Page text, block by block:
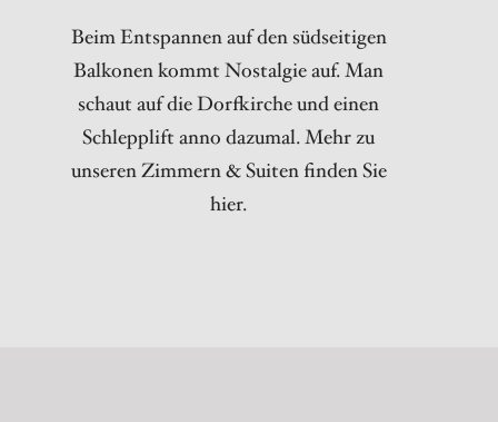
Beim Entspannen auf den südseitigen
Balkonen kommt Nostalgie auf. Man
schaut auf die Dorfkirche und einen
Schlepplift anno dazumal. Mehr zu
unseren Zimmern & Suiten finden Sie
hier.